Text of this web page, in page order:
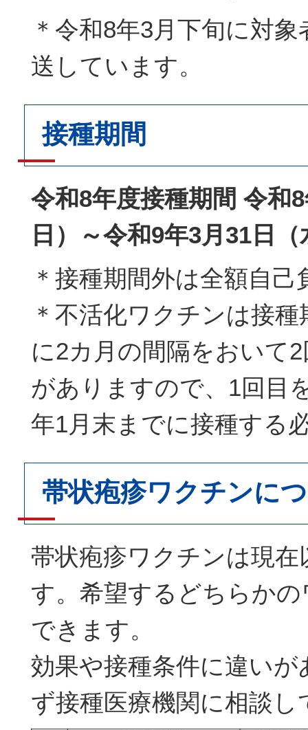
＊令和8年3月下旬に対
送しています。
接種期間
令和8年度接種期間 令和
日）～令和9年3月31日
＊接種期間外は全額自己
＊不活化ワクチンは接
に2カ月の間隔をおいて
がありますので、1回目
年1月末までに接種する
帯状疱疹ワクチンに
帯状疱疹ワクチンは現在
す。希望するどちらか
できます。
効果や接種条件に違い
ず接種医療機関に相談し